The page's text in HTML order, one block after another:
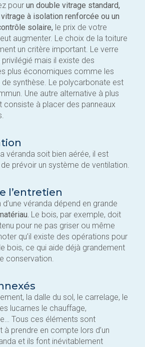
pour un double vitrage standard,
à isolation renforcée ou un
solaire, le prix de votre
augmenter. Le choix de la toiture
un critère important. Le verre
privilégié mais il existe des
plus économiques comme les
de synthèse. Le polycarbonate est
Une autre alternative à plus
consiste à placer des panneaux
véranda soit bien aérée, il est
prévoir un système de ventilation.
l’entretien
d’une véranda dépend en grande
Le bois, par exemple, doit
pour ne pas griser ou même
qu’il existe des opérations pour
bois, ce qui aide déjà grandement
conservation.
la dalle du sol, le carrelage, le
lucarnes le chauffage,
Tous ces éléments sont
à prendre en compte lors d’un
et ils font inévitablement